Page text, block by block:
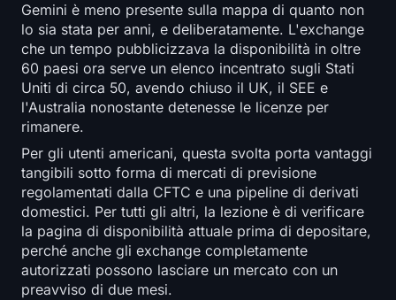
Gemini è meno presente sulla mappa di quanto non
lo sia stata per anni, e deliberatamente. L'exchange
che un tempo pubblicizzava la disponibilità in oltre
60 paesi ora serve un elenco incentrato sugli Stati
Uniti di circa 50, avendo chiuso il UK, il SEE e
l'Australia nonostante detenesse le licenze per
rimanere.
Per gli utenti americani, questa svolta porta vantaggi
tangibili sotto forma di mercati di previsione
regolamentati dalla CFTC e una pipeline di derivati
domestici. Per tutti gli altri, la lezione è di verificare
la pagina di disponibilità attuale prima di depositare,
perché anche gli exchange completamente
autorizzati possono lasciare un mercato con un
preavviso di due mesi.